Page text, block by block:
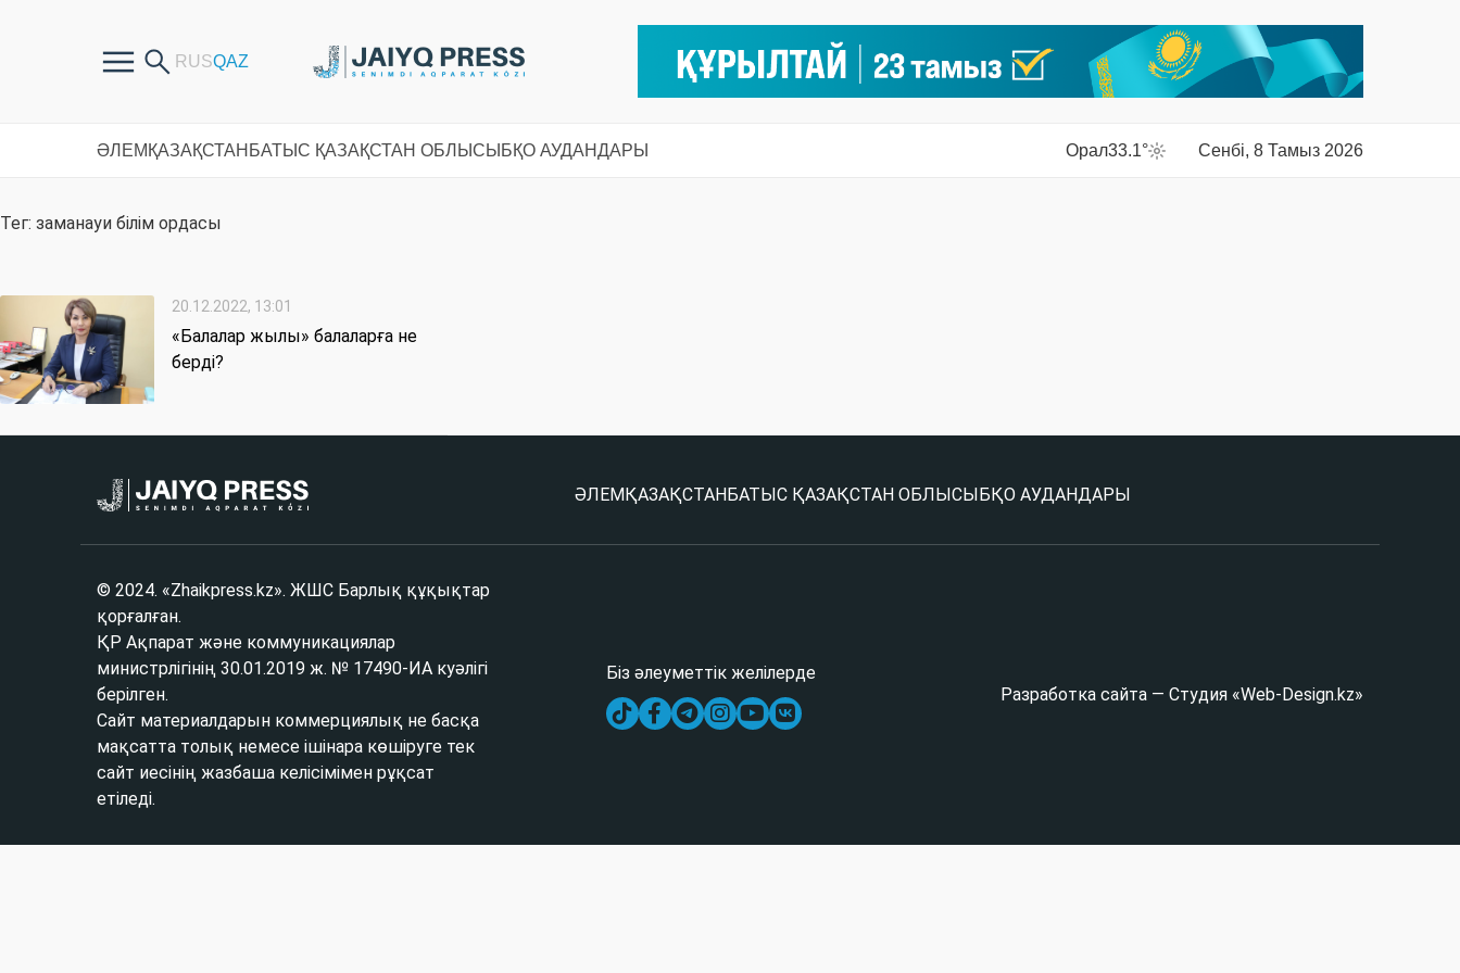
ӘЛЕМ ҚАЗАҚСТАН БАТЫС ҚАЗАҚСТАН ОБЛЫСЫ БҚО АУДАНДАРЫ Орал33.1° Сенбі, 8 Тамыз 2026
Тег: заманауи білім ордасы
20.12.2022, 13:01
«Балалар жылы» балаларға не
берді?
ӘЛЕМ ҚАЗАҚСТАН БАТЫС ҚАЗАҚСТАН ОБЛЫСЫ БҚО АУДАНДАРЫ
© 2024. «Zhaikpress.kz». ЖШС Барлық құқықтар
қорғалған.
ҚР Ақпарат және коммуникациялар
министрлігінің 30.01.2019 ж. № 17490-ИА куәлігі
берілген.
Сайт материалдарын коммерциялық не басқа
мақсатта толық немесе ішінара көшіруге тек
сайт иесінің жазбаша келісімімен рұқсат
етіледі.
Біз әлеуметтік желілерде
Разработка сайта — Студия «Web-Design.kz»